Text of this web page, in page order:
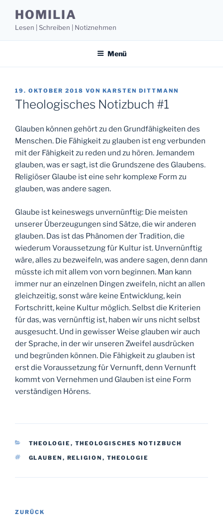
Inhalt
springen
HOMILIA
Lesen | Schreiben | Notiznehmen
Menü
VERÖFFENTLICHT
AM
19. OKTOBER 2018 VON KARSTEN DITTMANN
Theologisches Notizbuch #1
Glauben können gehört zu den Grundfähigkeiten des
Menschen. Die Fähigkeit zu glauben ist eng verbunden
mit der Fähigkeit zu reden und zu hören. Jemandem
glauben, was er sagt, ist die Grundszene des Glaubens.
Religiöser Glaube ist eine sehr komplexe Form zu
glauben, was andere sagen.
Glaube ist keineswegs unvernünftig: Die meisten
unserer Überzeugungen sind Sätze, die wir anderen
glauben. Das ist das Phänomen der Tradition, die
wiederum Voraussetzung für Kultur ist. Unvernünftig
wäre, alles zu bezweifeln, was andere sagen, denn dann
müsste ich mit allem von vorn beginnen. Man kann
immer nur an einzelnen Dingen zweifeln, nicht an allen
gleichzeitig, sonst wäre keine Entwicklung, kein
Fortschritt, keine Kultur möglich. Selbst die Kriterien
für das, was vernünftig ist, haben wir uns nicht selbst
ausgesucht. Und in gewisser Weise glauben wir auch
der Sprache, in der wir unseren Zweifel ausdrücken
und begründen können. Die Fähigkeit zu glauben ist
erst die Voraussetzung für Vernunft, denn Vernunft
kommt von Vernehmen und Glauben ist eine Form
verständigen Hörens.
KATEGORIEN
THEOLOGIE , THEOLOGISCHES NOTIZBUCH
SCHLAGWÖRTER
GLAUBEN , RELIGION , THEOLOGIE
Beitragsnavigation
Vorheriger
ZURÜCK